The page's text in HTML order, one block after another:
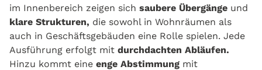
im Innenbereich zeigen sich saubere Übergänge und
klare Strukturen, die sowohl in Wohnräumen als
auch in Geschäftsgebäuden eine Rolle spielen. Jede
Ausführung erfolgt mit durchdachten Abläufen.
Hinzu kommt eine enge Abstimmung mit